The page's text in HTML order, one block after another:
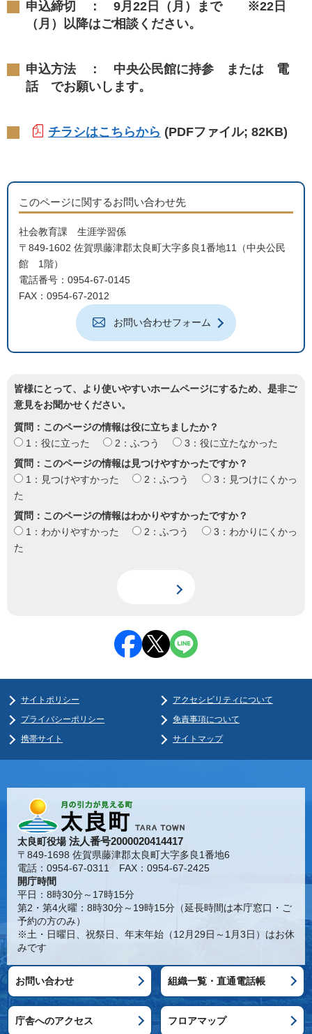
申込締切 ： 9月22日（月）まで ※22日
（月）以降はご相談ください。
申込方法 ： 中央公民館に持参 または 電
話 でお願いします。
チラシはこちらから (PDFファイル; 82KB)
このページに関するお問い合わせ先
社会教育課 生涯学習係
〒849-1602 佐賀県藤津郡太良町大字多良1番地11（中央公民
館 1階）
電話番号：0954-67-0145
FAX：0954-67-2012
お問い合わせフォーム
皆様にとって、より使いやすいホームページにするため、是非ご
意見をお聞かせください。
質問：このページの情報は役に立ちましたか？
1：役に立った
2：ふつう
3：役に立たなかった
質問：このページの情報は見つけやすかったですか？
1：見つけやすかった
2：ふつう
3：見つけにくかっ
た
質問：このページの情報はわかりやすかったですか？
1：わかりやすかった
2：ふつう
3：わかりにくかっ
た
サイトポリシー
アクセシビリティについて
プライバシーポリシー
免責事項について
携帯サイト
サイトマップ
太良町役場法人番号2000020414417
〒849-1698 佐賀県藤津郡太良町大字多良1番地6
電話：0954-67-0311 FAX：0954-67-2425
開庁時間
平日：8時30分～17時15分
第2・第4火曜：8時30分～19時15分（延長時間は本庁窓口・ご
予約の方のみ）
※土・日曜日、祝祭日、年末年始（12月29日～1月3日）はお休
みです
お問い合わせ 組織一覧・直通電話帳
庁舎へのアクセス フロアマップ